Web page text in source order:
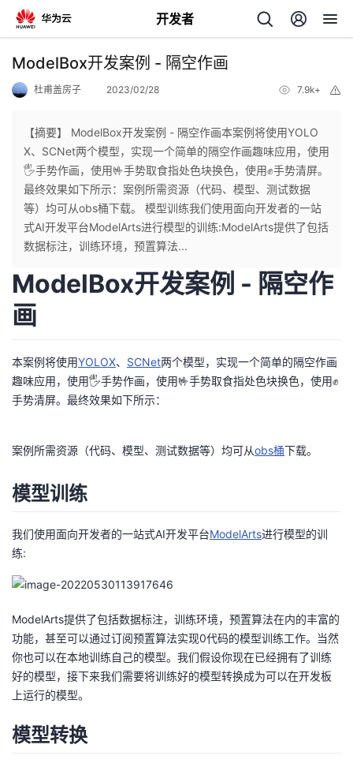
开发者
返
个
人
页
我
开
者
的
博
客
我
的
论
我
的
我
播
活
动
的
关
注
我
的
开
我
的
我
ModelBox开发案例 - 隔空作画
杜甫盖房子 2023/02/28 7.9k+
【摘要】 ModelBox开发案例 - 隔空作画本案例将使用YOLO
X、SCNet两个模型，实现一个简单的隔空作画趣味应用，使用
🖐手势作画，使用🤟手势取食指处色块换色，使用✊手势清屏。
最终效果如下所示：案例所需资源（代码、模型、测试数据
等）均可从obs桶下载。 模型训练我们使用面向开发者的一站
式AI开发平台ModelArts进行模型的训练:ModelArts提供了包括
数据标注，训练环境，预置算法...
ModelBox开发案例 - 隔空作
画
本案例将使用YOLOX、 SCNet两个模型，实现一个简单的隔空作画
趣味应用，使用🖐手势作画，使用🤟手势取食指处色块换色，使用✊
手势清屏。最终效果如下所示：
案例所需资源（代码、模型、测试数据等）均可从obs桶下载。
模型训练
我们使用面向开发者的一站式AI开发平台ModelArts进行模型的训
练:
ModelArts提供了包括数据标注，训练环境，预置算法在内的丰富的
功能，甚至可以通过订阅预置算法实现0代码的模型训练工作。当然
你也可以在本地训练自己的模型。我们假设你现在已经拥有了训练
好的模型，接下来我们需要将训练好的模型转换成为可以在开发板
上运行的模型。
模型转换